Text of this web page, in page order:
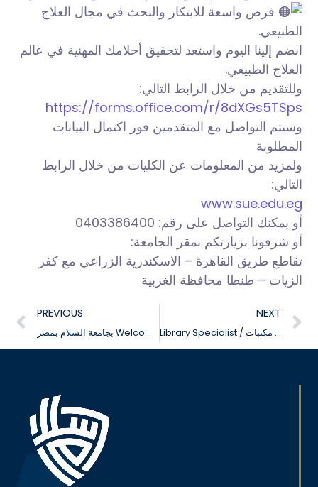
فرص واسعة للابتكار والبحث في مجال العلاج
الطبيعي.
انضم إلينا اليوم واستعد لتحقيق أحلامك المهنية في عالم
العلاج الطبيعي.
وللتقديم من خلال الرابط التالي:
https://forms.office.com/r/8dXGs5TSps
وسيتم التواصل مع المتقدمين فور اكتمال البيانات
المطلوبة
ولمزيد من المعلومات عن الكليات من خلال الرابط
التالي:
www.sue.edu.eg
أو يمكنك التواصل على رقم: 0403386400
أو شرفونا بزيارتكم بمقر الجامعة:
تقاطع طريق القاهرة – الاسكندرية الزراعي مع كفر
الزيات – طنطا محافظة الغربية
PREVIOUS
بجامعة السلام بمصر Welcome Party فعاليات
NEXT
Library Specialist / تعلن جامعة السلام بمصر عن حاجتها لتعيين أخصائى مكتبات